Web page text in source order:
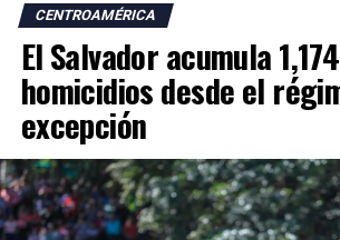
cancillería para dar continuidad a esos
acuerdos más importantes es la
comisión binacional Colombia-El
El vicepresidente salvadoreño explicó
con su homólogo colombiano, José
forma parte de un diálogo bilateral
toma de posesión de la actual
CENTROAMÉRICA
El Salvador acumula
homicidios desde el
excepción